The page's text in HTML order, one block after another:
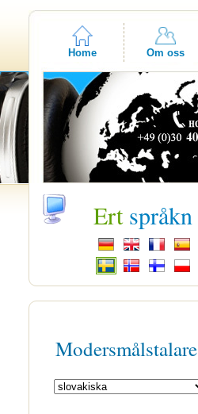
Home Om oss
Ert språkn
Modersmålstalare